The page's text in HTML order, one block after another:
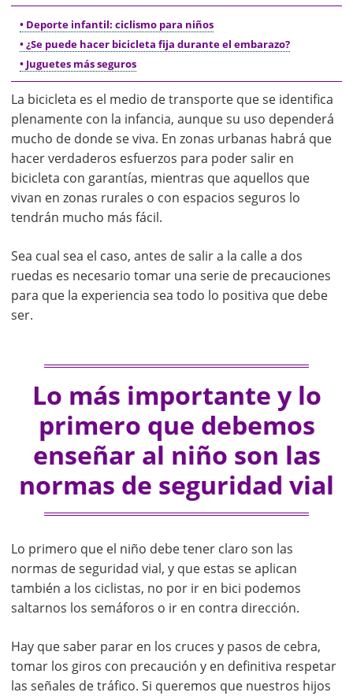
• Deporte infantil: ciclismo para niños
• ¿Se puede hacer bicicleta fija durante el embarazo?
• Juguetes más seguros
La bicicleta es el medio de transporte que se identifica
plenamente con la infancia, aunque su uso dependerá
mucho de donde se viva. En zonas urbanas habrá que
hacer verdaderos esfuerzos para poder salir en
bicicleta con garantías, mientras que aquellos que
vivan en zonas rurales o con espacios seguros lo
tendrán mucho más fácil.
Sea cual sea el caso, antes de salir a la calle a dos
ruedas es necesario tomar una serie de precauciones
para que la experiencia sea todo lo positiva que debe
ser.
Lo más importante y lo
primero que debemos
enseñar al niño son las
normas de seguridad vial
Lo primero que el niño debe tener claro son las
normas de seguridad vial, y que estas se aplican
también a los ciclistas, no por ir en bici podemos
saltarnos los semáforos o ir en contra dirección.
Hay que saber parar en los cruces y pasos de cebra,
tomar los giros con precaución y en definitiva respetar
las señales de tráfico. Si queremos que nuestros hijos